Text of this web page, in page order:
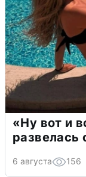
«Ну вот и
6 августа 156